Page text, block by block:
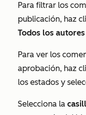
Para filtrar los
publicación, haz
Todos los autores
Para ver los
aprobación, haz
los estados y
Selecciona la